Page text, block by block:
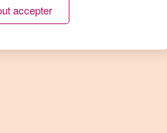
accepter